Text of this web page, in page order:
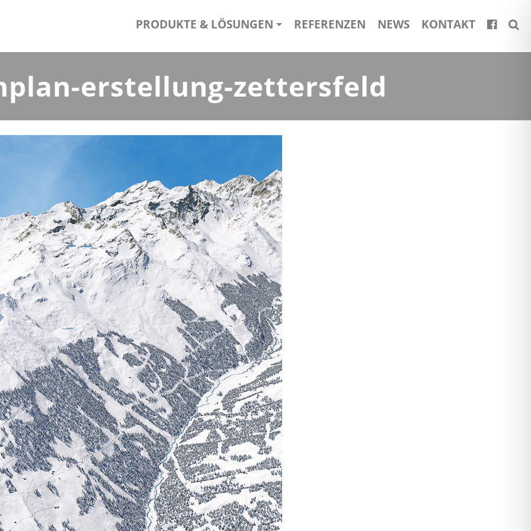
PRODUKTE & LÖSUNGEN REFERENZEN NEWS KONTAKT
erstellung-zettersfeld